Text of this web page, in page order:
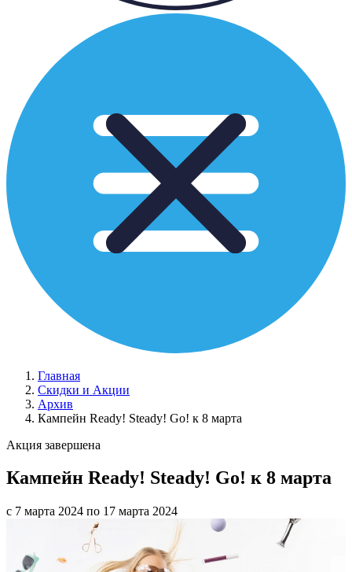
Главная
Скидки и Акции
Архив
Кампейн Ready! Steady! Go! к 8 марта
Акция завершена
Кампейн Ready! Steady! Go! к 8 марта
с 7 марта 2024 по 17 марта 2024